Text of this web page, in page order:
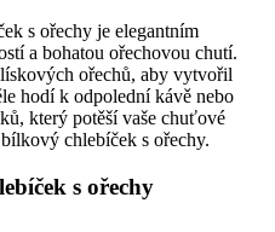
s ořechy je elegantním
a bohatou ořechovou chutí.
ořechů, aby vytvořil
hodí k odpolední kávě nebo
který potěší vaše chuťové
chlebíček s ořechy.
s ořechy